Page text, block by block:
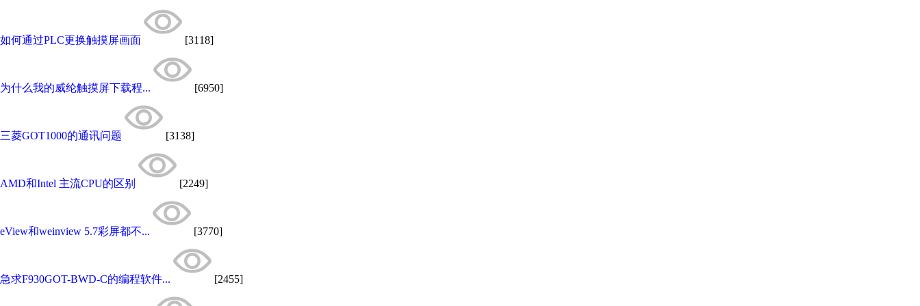
如何通过PLC更换触摸屏画面 [3118]
为什么我的威纶触摸屏下载程... [6950]
三菱GOT1000的通讯问题 [3138]
AMD和Intel 主流CPU的区别 [2249]
eView和weinview 5.7彩屏都不... [3770]
急求F930GOT-BWD-C的编程软件... [2455]